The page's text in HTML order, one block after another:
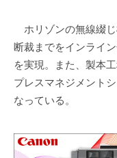
ホリゾンの無線綴
断裁までをインライ
を実現。また、製本
プレスマネジメント
なっている。